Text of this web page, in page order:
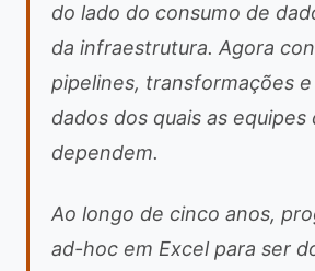
do lado do consumo de
da infraestrutura. Agora
pipelines, transformações
dados dos quais as equipes
dependem.
Ao longo de cinco anos,
ad-hoc em Excel para ser